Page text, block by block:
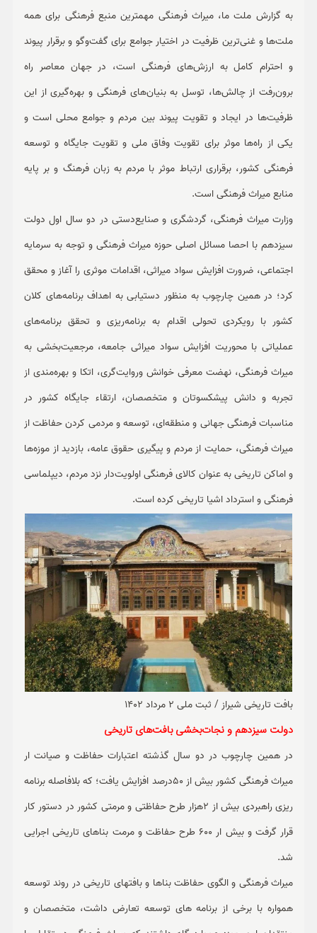
به گزارش ملت ما، میراث فرهنگی مهمترین منبع فرهنگی برای همه
ملت‌ها و غنی‌ترین ظرفیت در اختیار جوامع برای گفت‌وگو و برقرار پیوند
و احترام کامل به ارزش‌های فرهنگی است، در جهان معاصر راه
برون‌رفت از چالش‌ها، توسل به بنیان‌های فرهنگی و بهره‌گیری از این
ظرفیت‌ها در ایجاد و تقویت پیوند بین مردم و جوامع محلی است و
یکی از راه‌ها موثر برای تقویت وفاق ملی و تقویت جایگاه و توسعه
فرهنگی کشور، برقراری ارتباط موثر با مردم به زبان فرهنگ و بر پایه
منابع میراث فرهنگی است.
وزارت میراث فرهنگی، گردشگری و صنایع‌دستی در دو سال اول دولت
سیزدهم با احصا مسائل اصلی حوزه میراث فرهنگی و توجه به سرمایه
اجتماعی، ضرورت افزایش سواد میراثی، اقدامات موثری را آغاز و محقق
کرد؛ در همین چارچوب به منظور دستیابی به اهداف برنامه‌های کلان
کشور با رویکردی تحولی اقدام به برنامه‌ریزی و تحقق برنامه‌های
عملیاتی با محوریت افزایش سواد میراثی جامعه، مرجعیت‌بخشی به
میراث فرهنگی، نهضت معرفی خوانش وروایت‌گری، اتکا و بهره‌مندی از
تجربه و دانش پیشکسوتان و متخصصان، ارتقاء جایگاه کشور در
مناسبات فرهنگی جهانی و منطقه‌ای، توسعه و مردمی کردن حفاظت از
میراث فرهنگی، حمایت از مردم و پیگیری حقوق عامه، بازدید از موزه‌ها
و اماکن تاریخی به عنوان کالای فرهنگی اولویت‌دار نزد مردم، دیپلماسی
فرهنگی و استرداد اشیا تاریخی کرده است.
بافت تاریخی شیراز / ثبت ملی 2 مرداد 1402
دولت سیزدهم و نجات‌بخشی بافت‌های تاریخی
در همین چارچوب در دو سال گذشته اعتبارات حفاظت و صیانت ار
میراث فرهنگی کشور بیش از 50درصد افزایش یافت؛ که بلافاصله برنامه
ریزی راهبردی بیش از 2هزار طرح حفاظتی و مرمتی کشور در دستور کار
قرار گرفت و بیش ار 600 طرح حفاظت و مرمت بناهای تاریخی اجرایی
شد.
میراث فرهنگی و الگوی حفاظت بناها و بافتهای تاریخی در روند توسعه
همواره با برخی از برنامه های توسعه تعارض داشت، متخصصان و